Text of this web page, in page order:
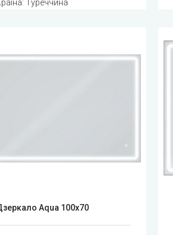
Туреччина
Aqua 100x70